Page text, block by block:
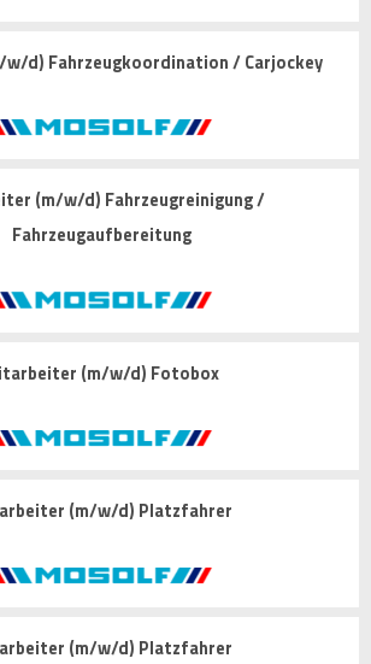
d) Fahrzeugkoordination / Carjockey
(m/w/d) Fahrzeugreinigung /
Fahrzeugaufbereitung
(m/w/d) Fotobox
(m/w/d) Platzfahrer
(m/w/d) Platzfahrer